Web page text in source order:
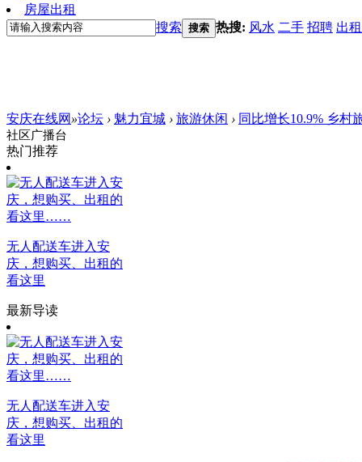
房屋出租
搜索 搜索 热搜: 风水 二手 招聘 出租
安庆在线网 »论坛 › 魅力宜城 › 旅游休闲 › 同比增长10.9% 乡村
社区广播台
热门推荐
无人配送车进入安
庆，想购买、出租的
看这里
最新导读
无人配送车进入安
庆，想购买、出租的
看这里